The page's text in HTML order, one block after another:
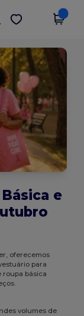
Obter app
e
oferecemos
para
roupa básica
volumes de